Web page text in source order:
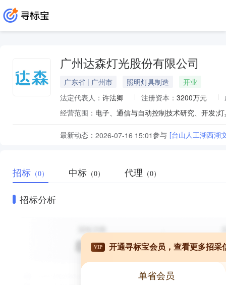
广州达森灯光股份有限公司
广东省 | 广州市 照明灯具制造
开业
法定代表人： 许法卿 注册资本： 3200万元
经营范围：
最新动态： 2026-07-16 15:01参与 [台山人工湖西湖
招标 （0） 中标 （0） 代理 （0）
招标分析
VIP 开通寻标宝会员，查看更多招采
单省会员